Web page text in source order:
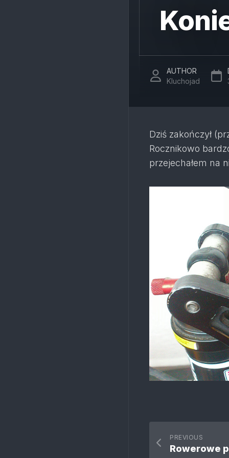
AUTHOR
Kluchojad
Dziś zakończył
Rocznikowo
przejechałem na
PREVIOUS
Rowerowe